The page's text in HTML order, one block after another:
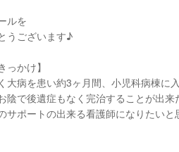
ルを
うございます♪
っかけ】
大病を患い約3ヶ月間、小児科病棟に
陰で後遺症もなく完治することが出来
サポートの出来る看護師になりたいと